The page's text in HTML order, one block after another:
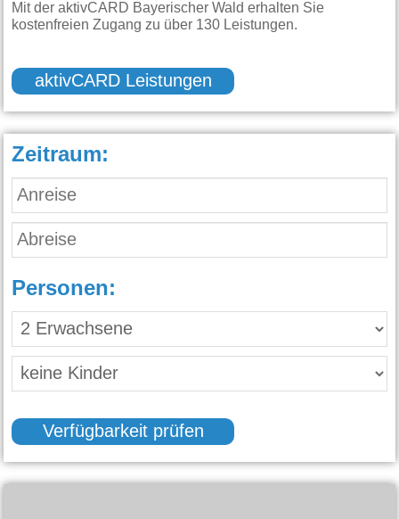
Mit der aktivCARD Bayerischer Wald erhalten Sie
kostenfreien Zugang zu über 130 Leistungen.
aktivCARD Leistungen
Zeitraum:
Personen:
Verfügbarkeit prüfen